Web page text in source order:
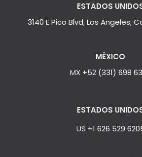
ESTADOS
3140 E Pico Blvd, Los Angeles,
MÉXICO
MX +52 (331) 698
ESTADOS
US +1 626 529